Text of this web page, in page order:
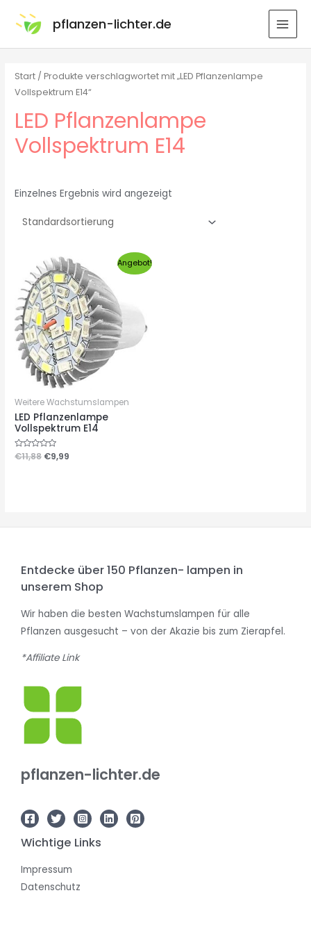
pflanzen-lichter.de
Start / Produkte verschlagwortet mit „LED Pflanzenlampe
Vollspektrum E14“
LED Pflanzenlampe
Vollspektrum E14
Einzelnes Ergebnis wird angezeigt
Angebot!
Weitere Wachstumslampen
LED Pflanzenlampe
Vollspektrum E14
Bewertet
mit
€11,88 €9,99
Entdecke über 150 Pflanzen- lampen in
unserem Shop
Wir haben die besten Wachstumslampen für alle
Pflanzen ausgesucht – von der Akazie bis zum Zierapfel.
*Affiliate Link
pflanzen-lichter.de
Wichtige Links
Impressum
Datenschutz